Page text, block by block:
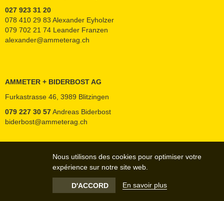
027 923 31 20
078 410 29 83 Alexander Eyholzer
079 702 21 74 Leander Franzen
alexander@ammeterag.ch
AMMETER + BIDERBOST AG
Furkastrasse 46, 3989 Blitzingen
079 227 30 57Andreas Biderbost
biderbost@ammeterag.ch
Nous utilisons des cookies pour optimiser votre
expérience sur notre site web.
D'ACCORD En savoir plus